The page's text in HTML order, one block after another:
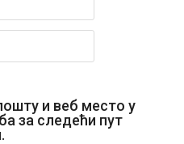
и веб место у
за следећи пут